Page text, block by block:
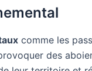
comme les
des